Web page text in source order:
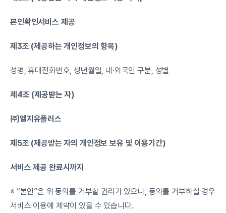
본인확인서비스 제공
제3조 (제공하는 개인정보의 항목)
성명, 휴대전화번호, 생년월일, 내·외국인 구분, 성별
제4조 (제공받는 자)
㈜엘지유플러스
제5조 (제공받는 자의 개인정보 보유 및 이용기간)
서비스 제공 완료시까지
※ “본인”은 위 동의를 거부할 권리가 있으나, 동의를 거부하실 경우
서비스 이용에 제약이 있을 수 있습니다.